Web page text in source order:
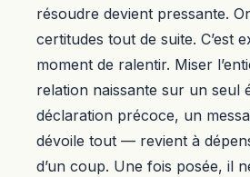
résoudre devient pressante.
certitudes tout de suite. C’est
moment de ralentir. Miser
relation naissante sur un seul
déclaration précoce, un
dévoile tout — revient à
d’un coup. Une fois posée, il